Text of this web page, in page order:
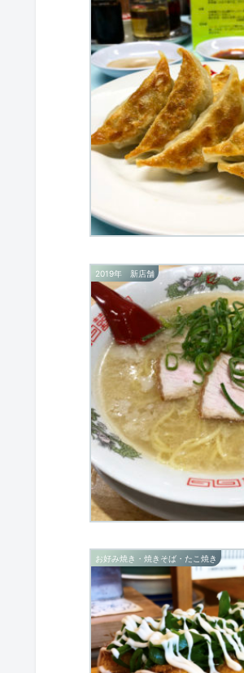
2019年 新店舗
お好み焼き・焼きそば・たこ焼き